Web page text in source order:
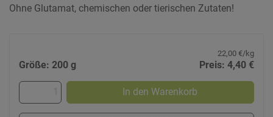
Ohne Glutamat, chemischen oder tierischen Zutaten!
22,00 €/kg
Größe: 200 g Preis: 4,40 €
In den Warenkorb